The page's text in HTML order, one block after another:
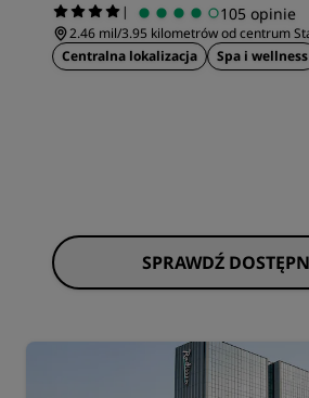
| 105 opinie
2.46 mil/3.95 kilometrów od centrum
Centralna lokalizacja
Spa i wellness
SPRAWDŹ